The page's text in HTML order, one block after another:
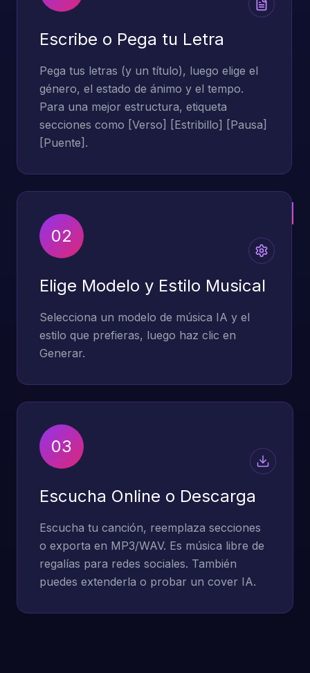
Escribe o Pega tu Letra
Pega tus letras (y un título), luego elige el
género, el estado de ánimo y el tempo.
Para una mejor estructura, etiqueta
secciones como [Verso] [Estribillo] [Pausa]
[Puente].
02
Elige Modelo y Estilo Musical
Selecciona un modelo de música IA y el
estilo que prefieras, luego haz clic en
Generar.
03
Escucha Online o Descarga
Escucha tu canción, reemplaza secciones
o exporta en MP3/WAV. Es música libre de
regalías para redes sociales. También
puedes extenderla o probar un cover IA.